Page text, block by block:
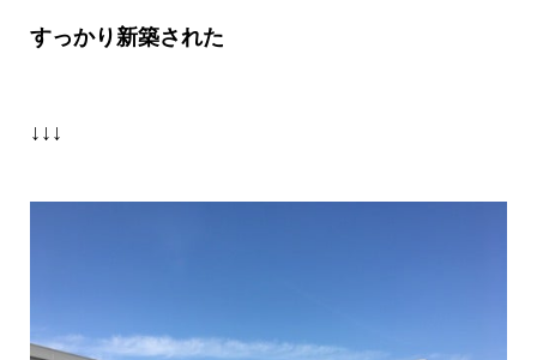
すっかり新築された
↓↓↓